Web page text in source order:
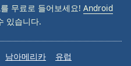
를 무료로 들어보세요! Android
있습니다.
남아메리카
유럽